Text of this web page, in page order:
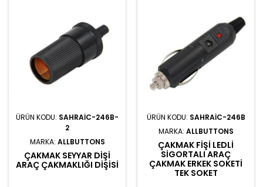
ÜRÜN KODU: SAHRAIC-246B-
2
MARKA: ALLBUTTONS
ÇAKMAK SEYYAR DIŞI
ARAÇ ÇAKMAKLIĞI DIŞISI
ÜRÜN KODU: SAHRAIC-246B
MARKA: ALLBUTTONS
ÇAKMAK FIŞI LEDLI
SIGORTALI ARAÇ
ÇAKMAK ERKEK SOKETI
TEK SOKET